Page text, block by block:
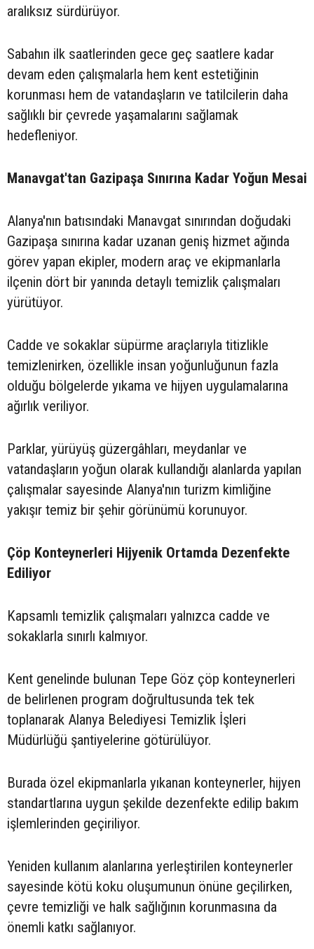
aralıksız sürdürüyor.
Sabahın ilk saatlerinden gece geç saatlere kadar
devam eden çalışmalarla hem kent estetiğinin
korunması hem de vatandaşların ve tatilcilerin daha
sağlıklı bir çevrede yaşamalarını sağlamak
hedefleniyor.
Manavgat'tan Gazipaşa Sınırına Kadar Yoğun Mesai
Alanya'nın batısındaki Manavgat sınırından doğudaki
Gazipaşa sınırına kadar uzanan geniş hizmet ağında
görev yapan ekipler, modern araç ve ekipmanlarla
ilçenin dört bir yanında detaylı temizlik çalışmaları
yürütüyor.
Cadde ve sokaklar süpürme araçlarıyla titizlikle
temizlenirken, özellikle insan yoğunluğunun fazla
olduğu bölgelerde yıkama ve hijyen uygulamalarına
ağırlık veriliyor.
Parklar, yürüyüş güzergâhları, meydanlar ve
vatandaşların yoğun olarak kullandığı alanlarda yapılan
çalışmalar sayesinde Alanya'nın turizm kimliğine
yakışır temiz bir şehir görünümü korunuyor.
Çöp Konteynerleri Hijyenik Ortamda Dezenfekte
Ediliyor
Kapsamlı temizlik çalışmaları yalnızca cadde ve
sokaklarla sınırlı kalmıyor.
Kent genelinde bulunan Tepe Göz çöp konteynerleri
de belirlenen program doğrultusunda tek tek
toplanarak Alanya Belediyesi Temizlik İşleri
Müdürlüğü şantiyelerine götürülüyor.
Burada özel ekipmanlarla yıkanan konteynerler, hijyen
standartlarına uygun şekilde dezenfekte edilip bakım
işlemlerinden geçiriliyor.
Yeniden kullanım alanlarına yerleştirilen konteynerler
sayesinde kötü koku oluşumunun önüne geçilirken,
çevre temizliği ve halk sağlığının korunmasına da
önemli katkı sağlanıyor.